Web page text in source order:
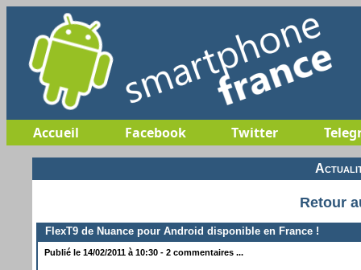
Accueil Facebook Twitter
Retour
FlexT9 de Nuance pour Android disponible en France !
Publié le 14/02/2011 à 10:30 - 2 commentaires ...